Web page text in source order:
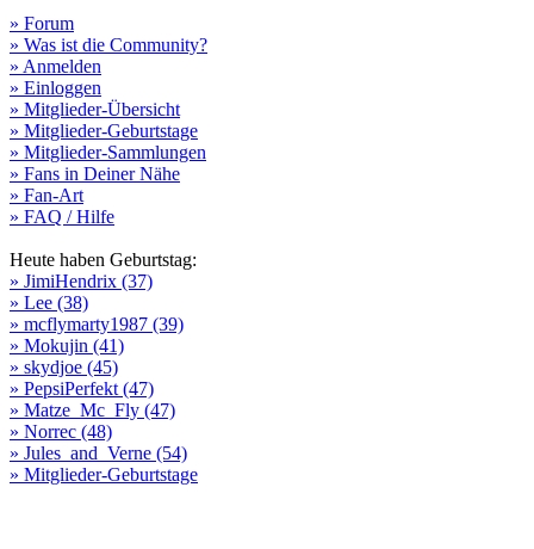
» Forum
» Was ist die Community?
» Anmelden
» Einloggen
» Mitglieder-Übersicht
» Mitglieder-Geburtstage
» Mitglieder-Sammlungen
» Fans in Deiner Nähe
» Fan-Art
» FAQ / Hilfe
Heute haben Geburtstag:
» JimiHendrix (37)
» Lee (38)
» mcflymarty1987 (39)
» Mokujin (41)
» skydjoe (45)
» PepsiPerfekt (47)
» Matze_Mc_Fly (47)
» Norrec (48)
» Jules_and_Verne (54)
» Mitglieder-Geburtstage